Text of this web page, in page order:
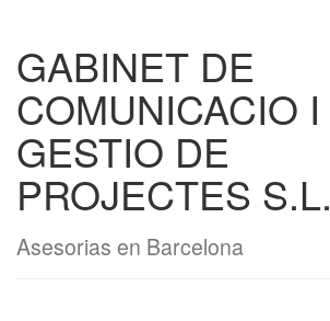
GABINET DE
COMUNICACIO I
GESTIO DE
PROJECTES S.L.
Asesorias en Barcelona